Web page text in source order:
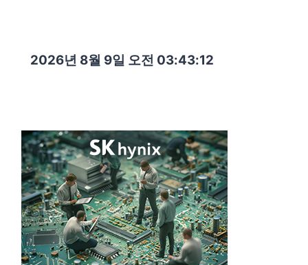
2026년 8월 9일 오전 03:43:13